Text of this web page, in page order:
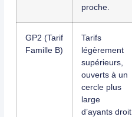
proche.
GP2 (Tarif
Famille B)
Tarifs
légèrement
supérieurs,
ouverts à un
cercle plus
large
d’ayants droit